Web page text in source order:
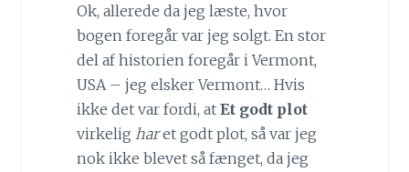
Ok, allerede da jeg læste, hvor
bogen foregår var jeg solgt. En stor
del af historien foregår i Vermont,
USA – jeg elsker Vermont… Hvis
ikke det var fordi, at Et godt plot
virkelig haret godt plot, så var jeg
nok ikke blevet så fænget, da jeg